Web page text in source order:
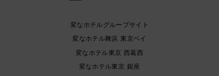
変なホテルグループサイト
変なホテル舞浜 東京ベイ
変なホテル東京 西葛西
変なホテル東京 銀座